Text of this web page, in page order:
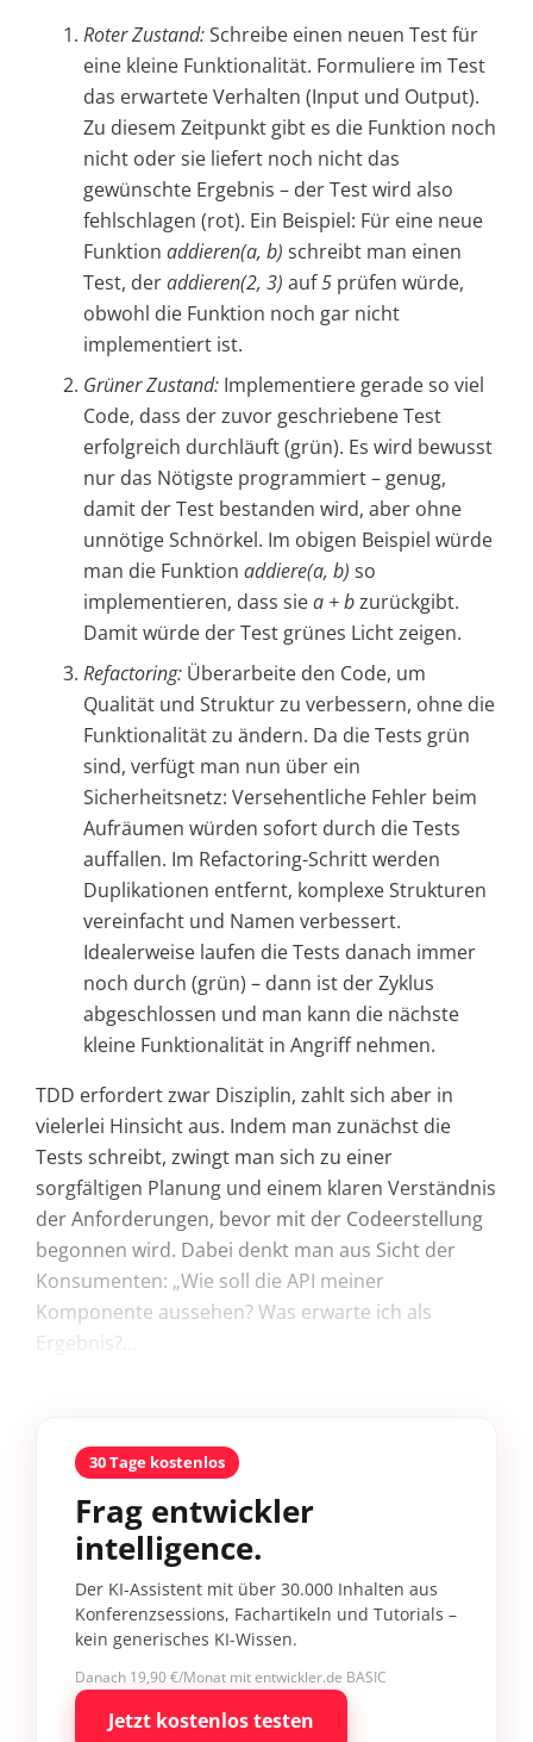
Roter Zustand:Schreibe einen neuen Test für
eine kleine Funktionalität. Formuliere im Test
das erwartete Verhalten (Input und Output).
Zu diesem Zeitpunkt gibt es die Funktion noch
nicht oder sie liefert noch nicht das
gewünschte Ergebnis – der Test wird also
fehlschlagen (rot). Ein Beispiel: Für eine neue
Funktion addieren(a, b) schreibt man einen
Test, deraddieren(2, 3) auf5 prüfen würde,
obwohl die Funktion noch gar nicht
implementiert ist.
Grüner Zustand: Implementiere gerade so viel
Code, dass der zuvor geschriebene Test
erfolgreich durchläuft (grün). Es wird bewusst
nur das Nötigste programmiert – genug,
damit der Test bestanden wird, aber ohne
unnötige Schnörkel. Im obigen Beispiel würde
man die Funktion addiere(a, b) so
implementieren, dass siea + bzurückgibt.
Damit würde der Test grünes Licht zeigen.
Refactoring: Überarbeite den Code, um
Qualität und Struktur zu verbessern, ohne die
Funktionalität zu ändern. Da die Tests grün
sind, verfügt man nun über ein
Sicherheitsnetz: Versehentliche Fehler beim
Aufräumen würden sofort durch die Tests
auffallen. Im Refactoring-Schritt werden
Duplikationen entfernt, komplexe Strukturen
vereinfacht und Namen verbessert.
Idealerweise laufen die Tests danach immer
noch durch (grün) – dann ist der Zyklus
abgeschlossen und man kann die nächste
kleine Funktionalität in Angriff nehmen.
TDD erfordert zwar Disziplin, zahlt sich aber in
vielerlei Hinsicht aus. Indem man zunächst die
Tests schreibt, zwingt man sich zu einer
sorgfältigen Planung und einem klaren Verständnis
der Anforderungen, bevor mit der Codeerstellung
begonnen wird. Dabei denkt man aus Sicht der
Konsumenten: „Wie soll die API meiner
Komponente aussehen? Was erwarte ich als
Ergebnis?...
30 Tage kostenlos
Frag entwickler
intelligence.
Der KI-Assistent mit über 30.000 Inhalten aus
Konferenzsessions, Fachartikeln und Tutorials –
kein generisches KI-Wissen.
Danach 19,90 €/Monat mit entwickler.de BASIC
Jetzt kostenlos testen